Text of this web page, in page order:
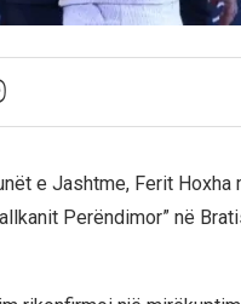
e Jashtme, Ferit Hoxha
Perëndimor” në